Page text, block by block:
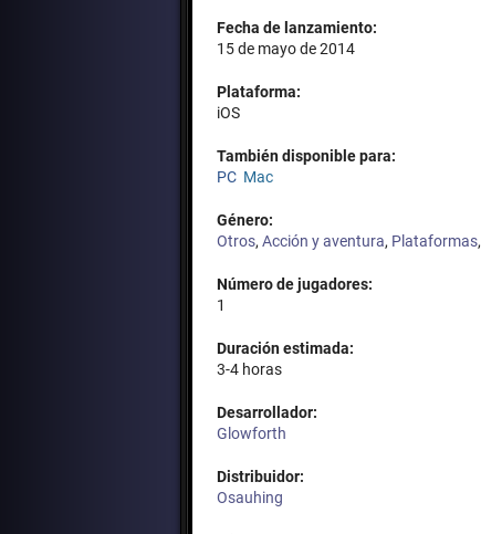
Fecha de lanzamiento:
15 de mayo de 2014
Plataforma:
iOS
También disponible para:
PC Mac
Género:
Otros, Acción y aventura, Plataformas,
Número de jugadores:
1
Duración estimada:
3-4 horas
Desarrollador:
Glowforth
Distribuidor:
Osauhing